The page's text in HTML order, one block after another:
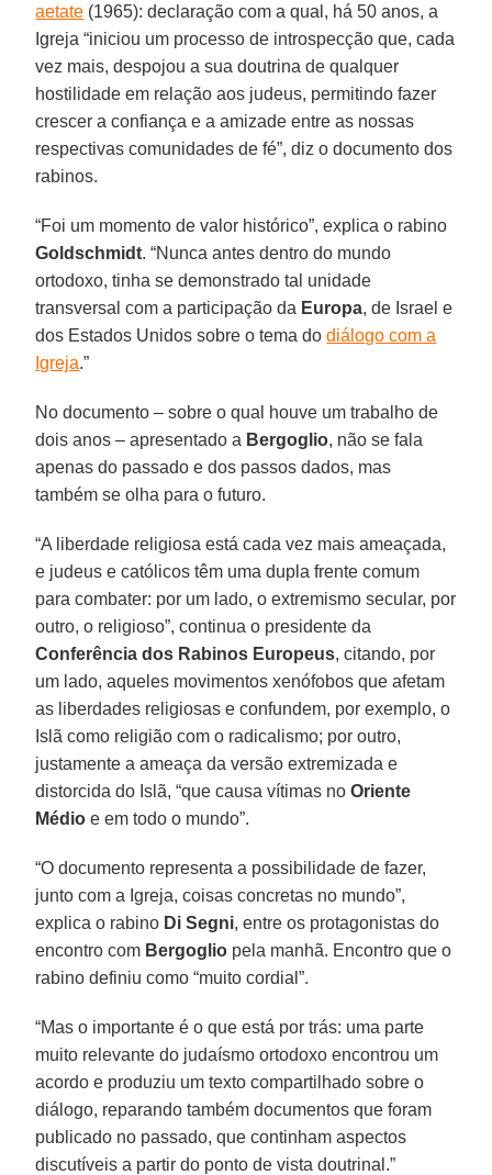
aetate (1965): declaração com a qual, há 50 anos, a
Igreja “iniciou um processo de introspecção que, cada
vez mais, despojou a sua doutrina de qualquer
hostilidade em relação aos judeus, permitindo fazer
crescer a confiança e a amizade entre as nossas
respectivas comunidades de fé”, diz o documento dos
rabinos.
“Foi um momento de valor histórico”, explica o rabino
Goldschmidt. “Nunca antes dentro do mundo
ortodoxo, tinha se demonstrado tal unidade
transversal com a participação da Europa, de Israel e
dos Estados Unidos sobre o tema dodiálogo com a
Igreja.”
No documento – sobre o qual houve um trabalho de
dois anos – apresentado a Bergoglio, não se fala
apenas do passado e dos passos dados, mas
também se olha para o futuro.
“A liberdade religiosa está cada vez mais ameaçada,
e judeus e católicos têm uma dupla frente comum
para combater: por um lado, o extremismo secular, por
outro, o religioso”, continua o presidente da
Conferência dos Rabinos Europeus, citando, por
um lado, aqueles movimentos xenófobos que afetam
as liberdades religiosas e confundem, por exemplo, o
Islã como religião com o radicalismo; por outro,
justamente a ameaça da versão extremizada e
distorcida do Islã, “que causa vítimas noOriente
Médio e em todo o mundo”.
“O documento representa a possibilidade de fazer,
junto com a Igreja, coisas concretas no mundo”,
explica o rabino Di Segni, entre os protagonistas do
encontro com Bergoglio pela manhã. Encontro que o
rabino definiu como “muito cordial”.
“Mas o importante é o que está por trás: uma parte
muito relevante do judaísmo ortodoxo encontrou um
acordo e produziu um texto compartilhado sobre o
diálogo, reparando também documentos que foram
publicado no passado, que continham aspectos
discutíveis a partir do ponto de vista doutrinal.”